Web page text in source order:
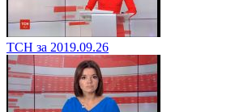
ТСН за 2019.09.26